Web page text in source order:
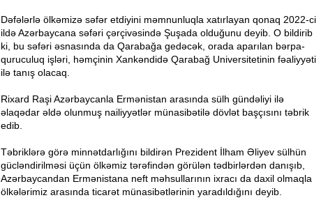
Dəfələrlə ölkəmizə səfər etdiyini məmnunluqla xatırlayan qonaq 2022-ci
ildə Azərbaycana səfəri çərçivəsində Şuşada olduğunu deyib. O bildirib
ki, bu səfəri əsnasında da Qarabağa gedəcək, orada aparılan bərpa-
quruculuq işləri, həmçinin Xankəndidə Qarabağ Universitetinin fəaliyyəti
ilə tanış olacaq.
Rixard Raşi Azərbaycanla Ermənistan arasında sülh gündəliyi ilə
əlaqədar əldə olunmuş nailiyyətlər münasibətilə dövlət başçısını təbrik
edib.
Təbriklərə görə minnətdarlığını bildirən Prezident İlham Əliyev sülhün
gücləndirilməsi üçün ölkəmiz tərəfindən görülən tədbirlərdən danışıb,
Azərbaycandan Ermənistana neft məhsullarının ixracı da daxil olmaqla
ölkələrimiz arasında ticarət münasibətlərinin yaradıldığını deyib.